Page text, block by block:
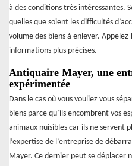
à des conditions très intéressantes.
quelles que soient les difficultés
volume des biens à enlever.
informations plus précises.
Antiquaire Mayer, une
expérimentée
Dans le cas où vous vouliez vous
biens parce qu’ils encombrent vos
animaux nuisibles car ils ne servent
l’expertise de l’entreprise de
Mayer. Ce dernier peut se déplacer